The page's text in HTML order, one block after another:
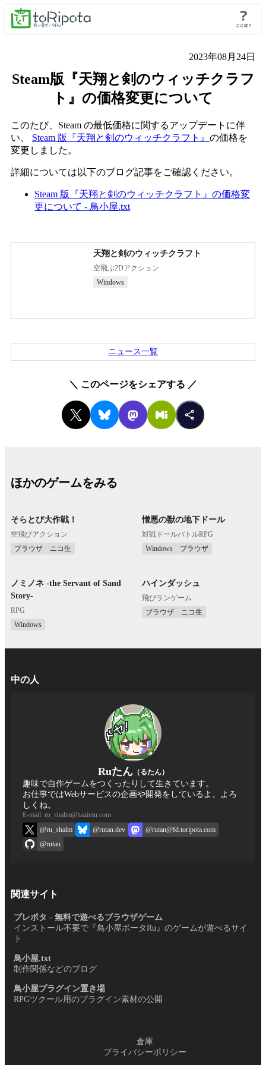
2023年08月24日
Steam版『天翔と剣のウィッチクラフ
ト』の価格変更について
このたび、Steam の最低価格に関するアップデートに伴
い、 Steam 版『天翔と剣のウィッチクラフト』 の価格を
変更しました。
詳細については以下のブログ記事をご確認ください。
Steam 版『天翔と剣のウィッチクラフト』の価格変
更について - 鳥小屋.txt
天翔と剣のウィッチクラフト
空飛ぶ2Dアクション
Windows
ニュース一覧
＼ このページをシェアする ／
ほかのゲームをみる
そらとび大作戦！
空飛びアクション
ブラウザ
ニコ生
憎悪の獣の地下ドール
対戦ドールバトルRPG
Windows
ブラウザ
ノミノネ -the Servant of Sand
Story-
RPG
Windows
ハインダッシュ
飛びランゲーム
ブラウザ
ニコ生
中の人
Ruたん（るたん）
趣味で自作ゲームをつくったりして生きています。
お仕事ではWebサービスの企画や開発をしているよ。よろ
しくね。
E-mail: ru_shalm@hazimu.com
@ru_shalm
@rutan.dev
@rutan@fd.toripota.com
@rutan
関連サイト
プレポタ - 無料で遊べるブラウザゲーム
インストール不要で『鳥小屋ポータRu』のゲームが遊べるサイ
ト
鳥小屋.txt
制作関係などのブログ
鳥小屋プラグイン置き場
RPGツクール用のプラグイン素材の公開
倉庫
プライバシーポリシー